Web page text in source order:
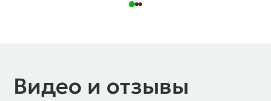
Видео и отзывы